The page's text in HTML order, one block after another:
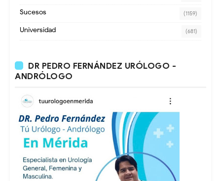
Sucesos (1159)
Universidad (681)
DR PEDRO FERNÁNDEZ URÓLOGO -
ANDRÓLOGO